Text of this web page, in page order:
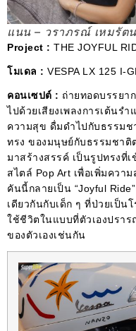
แนน – วราภรณ์ เหมรัตน
Project : THE JOYFUL
โมเดล : VESPA LX 125 I-
คอนเซปต์ : ถ่ายทอดบรรยา
ไปด้วยเสียงเพลงการเต้นรํ
ความสุข ดื่มดําไปกับธรรมช
ทรง ของมนุษย์กับธรรมชาติ
มาสร้างสรรค์ เป็นรูปทรงที่
สไตล์ Pop Art เพื่อเพิ่มควา
คันนี้กลายเป็น “Joyful
เดียวกันกับเด็ก ๆ ที่ป่วยเป็น
ใช้ชีวิตในแบบที่ตัวเองปราร
ของตัวเองเช่นกัน